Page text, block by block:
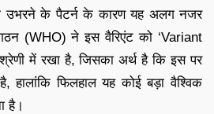
उभरने के पैटर्न के कारण यह अलग नजर
(WHO) ने इस वैरिएंट को ‘Variant
में रखा है, जिसका अर्थ है कि इस पर
हालांकि फिलहाल यह कोई बड़ा वैश्विक
है।